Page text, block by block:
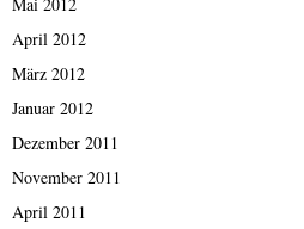
Mai 2012
April 2012
März 2012
Januar 2012
Dezember 2011
November 2011
April 2011